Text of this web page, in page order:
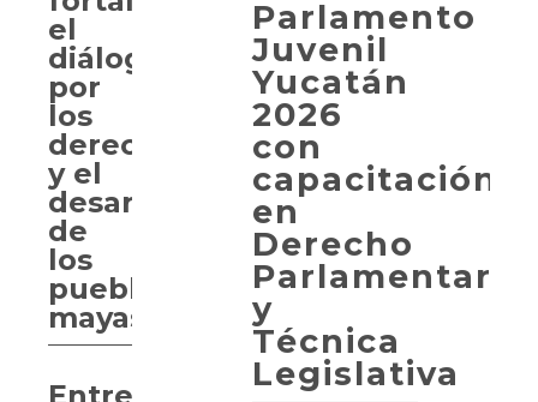
Parlamento
Juvenil
Yucatán
2026
con
capacitación
en
Derecho
Parlamentario
y
Técnica
Legislativa
el
diálogo
por
los
derechos
y el
desarrollo
de
los
pueblos
mayas